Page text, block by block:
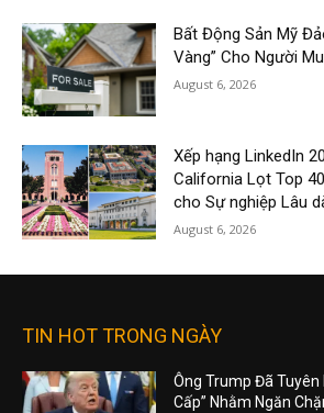
Bất Động Sản Mỹ
Vàng” Cho Người
August 6, 2026
Xếp hạng LinkedIn
California Lọt Top
cho Sự nghiệp Lâu
August 6, 2026
TIN HOT TRONG NGÀY
Ông Trump Đã Tuyên
Cấp” Nhằm Ngăn